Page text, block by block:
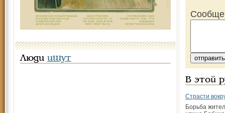
Люди ищут
В этой
Страсти
Борьба